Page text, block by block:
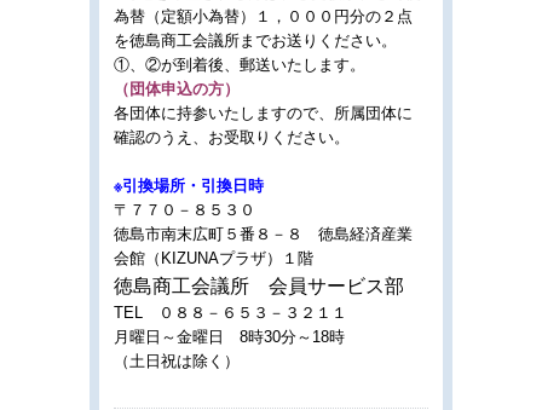
為替（定額小為替）１，０００円分の２点
を徳島商工会議所までお送りください。
①、②が到着後、郵送いたします。
（団体申込の方）
各団体に持参いたしますので、所属団体に
確認のうえ、お受取りください。
※引換場所・引換日時
〒７７０－８５３０
徳島市南末広町５番８－８徳島経済産業
会館（KIZUNAプラザ）１階
徳島商工会議所 会員サービス部
TEL ０８８－６５３－３２１１
月曜日～金曜日 8時30分～18時
（土日祝は除く）